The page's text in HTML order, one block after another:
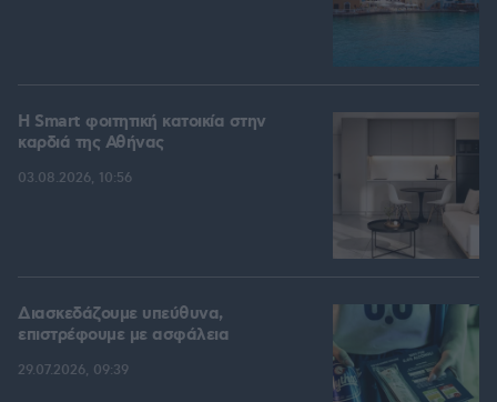
Η Smart φοιτητική κατοικία στην
καρδιά της Αθήνας
03.08.2026, 10:56
Διασκεδάζουμε υπεύθυνα,
επιστρέφουμε με ασφάλεια
29.07.2026, 09:39